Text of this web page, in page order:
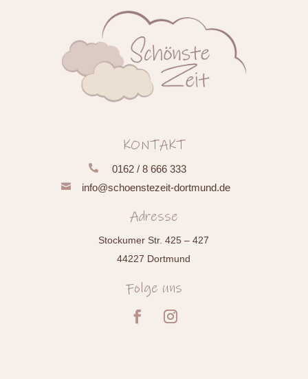
KONTAKT
 0162 / 8 666 333
 info@schoenstezeit-dortmund.de
Adresse
Stockumer Str. 425 – 427
44227 Dortmund
Folge uns